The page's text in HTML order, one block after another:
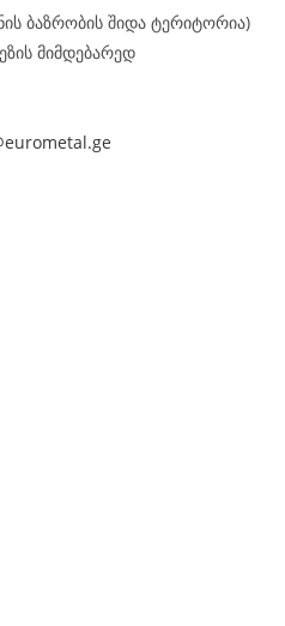
ბაზრობის შიდა ტერიტორია)
მიმდებარედ